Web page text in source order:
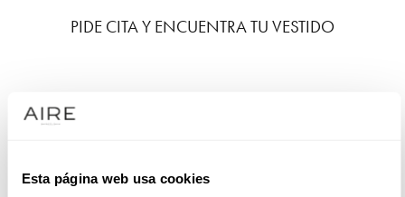
Esta página web usa cookies
PIDE CITA Y ENCUENTRA TU VESTIDO